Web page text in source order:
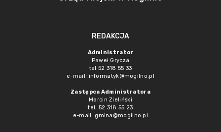
REDAKCJA
Administrator
Paweł Grycza
tel.52 318 55 33
e-mail: informatyk@mogilno.pl
Zastępca Administratora
Marcin Zieliński
tel. 52 318 55 23
e-mail: gmina@mogilno.pl